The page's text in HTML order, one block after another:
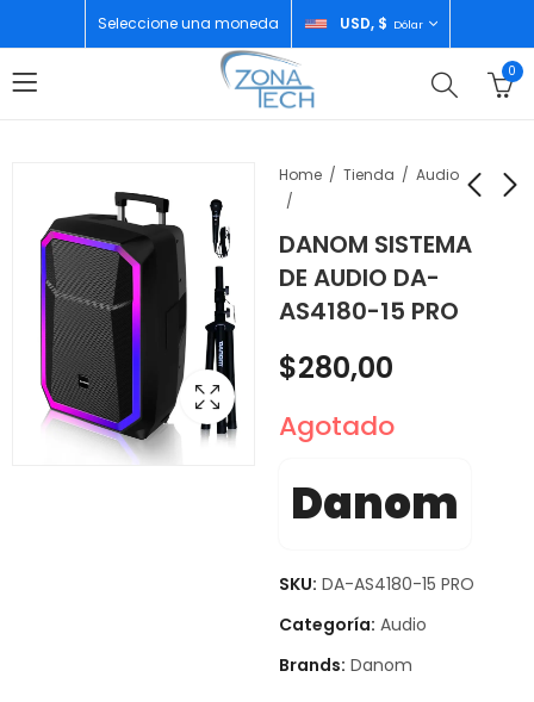
Seleccione una moneda USD, $ Dólar
0
Home Tienda Audio
DANOM SISTEMA
DE AUDIO DA-
AS4180-15 PRO
4GB/128GB GREEN
$91,00
AUDIO DA-
ASPRIMABOX1-10
$ 155,00
$280,00
Agotado
Danom
SKU: DA-AS4180-15 PRO
Categoría: Audio
Brands: Danom